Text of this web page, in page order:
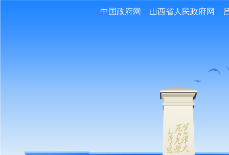
中国政府网 山西省人民政府网